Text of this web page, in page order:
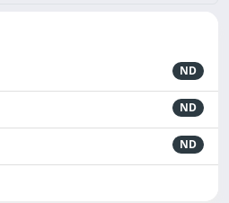
ND
ND
ND